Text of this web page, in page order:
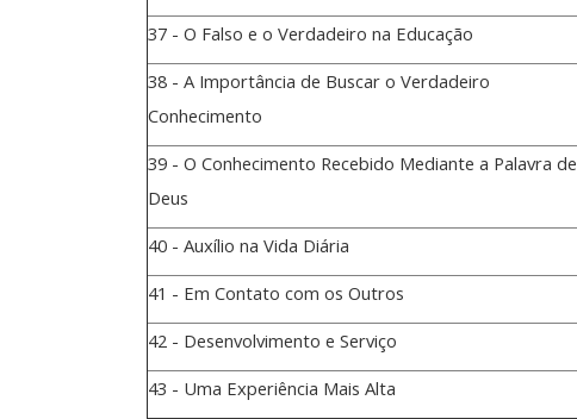
37 - O Falso e o Verdadeiro na Educação
38 - A Importância de Buscar o Verdadeiro
Conhecimento
39 - O Conhecimento Recebido Mediante a Palavra de
Deus
40 - Auxílio na Vida Diária
41 - Em Contato com os Outros
42 - Desenvolvimento e Serviço
43 - Uma Experiência Mais Alta